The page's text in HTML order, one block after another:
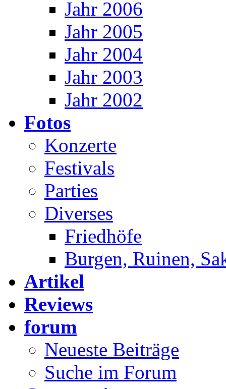
Jahr 2006
Jahr 2005
Jahr 2004
Jahr 2003
Jahr 2002
Fotos
Konzerte
Festivals
Parties
Diverses
Friedhöfe
Burgen, Ruinen,
Artikel
Reviews
forum
Neueste Beiträge
Suche im Forum